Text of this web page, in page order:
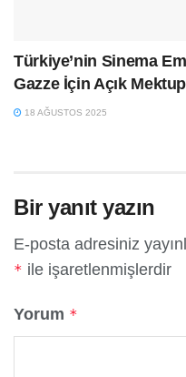
Türkiye’nin Sinema
Gazze İçin Açık Mektup
18 AĞUSTOS 2025
Bir yanıt yazın
E-posta adresiniz
* ile işaretlenmişlerdir
Yorum *